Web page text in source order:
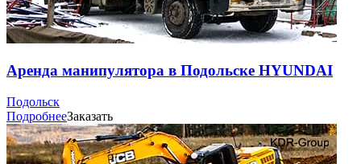
Аренда манипулятора в Подольске HYUNDAI
Подольск
ПодробнееЗаказать